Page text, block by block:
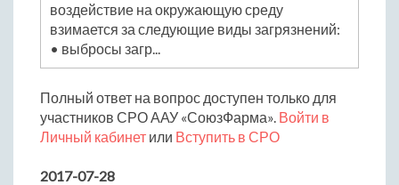
воздействие на окружающую среду
взимается за следующие виды загрязнений:
• выбросы загр...
Полный ответ на вопрос доступен только для
участников СРО ААУ «СоюзФарма». Войти в
Личный кабинет или Вступить в СРО
2017-07-28